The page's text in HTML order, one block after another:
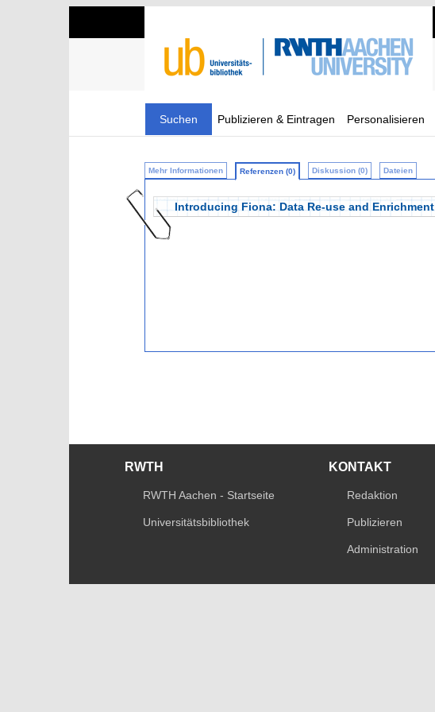
Suchen Publizieren & Eintragen Personalisieren
Mehr Informationen Referenzen (0) Diskussion (0) Dateien
Introducing Fiona: Data Re-use and Enrichment
RWTH
RWTH Aachen - Startseite
Universitätsbibliothek
KONTAKT
Redaktion
Publizieren
Administration